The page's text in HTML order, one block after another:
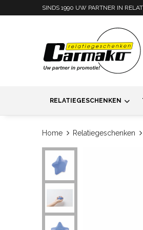
SINDS 1990 UW PARTNER IN
RELATIEGESCHENKEN
Home Relatiegeschenken